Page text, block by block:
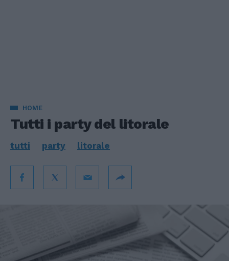
HOME
Tutti i party del litorale
tutti party litorale